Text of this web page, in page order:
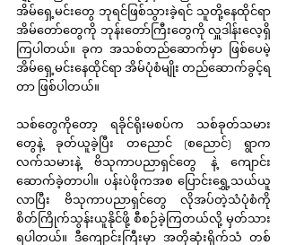
အိမ်ရှေ့မင်းတွေ ဘုရင်ဖြစ်သွားခဲ့ရင် သူတို့နေထိုင်ရာ
အိမ်တော်တွေကို ဘုန်းတော်ကြီးတွေကို လှူဒါန်းလေ့ရှိ
ကြပါတယ်။ ခုက အသစ်တည်ဆောက်မှာ ဖြစ်ပေမဲ့
အိမ်ရှေ့မင်းနေထိုင်ရာ အိမ်ပုံစံမျိုး တည်ဆောက်ခွင့်ရ
တာ ဖြစ်ပါတယ်။
သစ်တွေကိုတော့ ရခိုင်ရိုးမစပ်က သစ်ခုတ်သမား
တွေနဲ့ ခုတ်ယူခဲ့ပြီး တညောင် (စညောင်) ရွာက
လက်သမားနဲ့ ဗိသုကာပညာရှင်တွေ နဲ့ ကျောင်း
ဆောက်ခဲ့တာပါ။ ပန်းပဲဖိုကအစ ပြောင်းရွှေ့သယ်ယူ
လာပြီး ဗိသုကာပညာရှင်တွေ လိုအပ်တဲ့သံပုံစံကို
စိတ်ကြိုက်သွန်းယူနိုင်ဖို့ စီစဉ်ခဲ့ကြတယ်လို့ မှတ်သား
ရပါတယ်။ ဒီကျောင်းကြီးမှာ အတိုဆုံးရိုက်သံ တစ်